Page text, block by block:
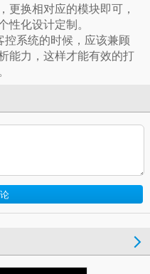
更换相对应的模块即可，
性化设计定制。
系统的时候，应该兼顾
能力，这样才能有效的打